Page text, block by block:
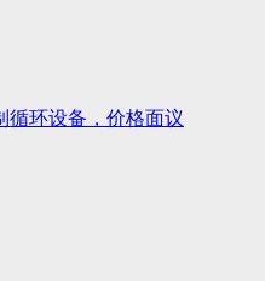
循环设备，价格面议